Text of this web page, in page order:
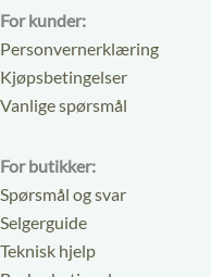
For kunder:
Personvernerklæring
Kjøpsbetingelser
Vanlige spørsmål
For butikker:
Spørsmål og svar
Selgerguide
Teknisk hjelp